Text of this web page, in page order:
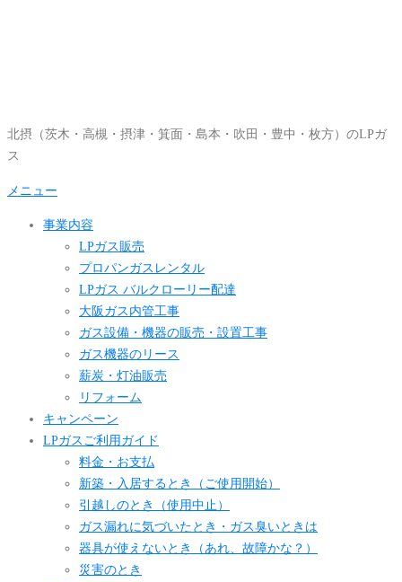
へ
ッ
北摂（茨木・高槻・摂津・箕面・島本・吹田・豊中・枚方）のLPガ
ス
メニュー
事業内容
LPガス販売
プロパンガスレンタル
LPガス バルクローリー配達
大阪ガス内管工事
ガス設備・機器の販売・設置工事
ガス機器のリース
薪炭・灯油販売
リフォーム
キャンペーン
LPガスご利用ガイド
料金・お支払
新築・入居するとき（ご使用開始）
引越しのとき（使用中止）
ガス漏れに気づいたとき・ガス臭いときは
器具が使えないとき（あれ、故障かな？）
災害のとき